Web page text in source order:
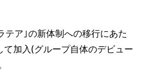
テア｣の新体制への移行にあた
加入(グループ自体のデビュー